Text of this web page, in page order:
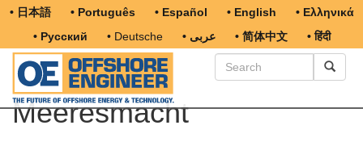
• 日本語 • Português • Español • English
• Ελληνικά
• Русский
• Deutsche • عربى • 简体中文 • हिंदी
Meeresmacht